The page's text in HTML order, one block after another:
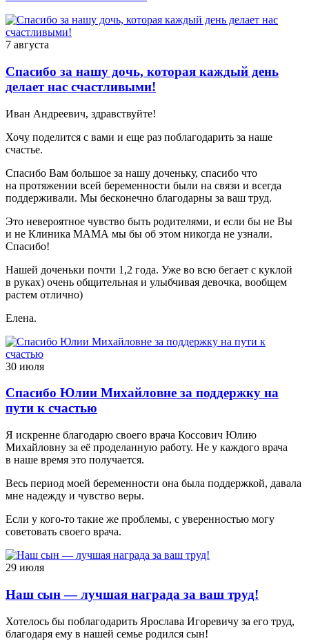
7 августа
Спасибо за нашу дочь, которая каждый день
делает нас счастливыми!
Иван Андреевич, здравствуйте!
Хочу поделится с вами и еще раз поблагодарить за наше
счастье.
Спасибо Вам большое за нашу доченьку, спасибо что
на протяжении всей беременности были на связи и всегда
поддерживали. Мы бесконечно благодарны за ваш труд.
Это невероятное чувство быть родителями, и если бы не Вы
и не Клиника МАМА мы бы об этом никогда не узнали.
Спасибо!
Нашей доченьки почти 1,2 года. Уже во всю бегает с куклой
в руках) очень общительная и улыбчивая девочка, вообщем
растем отлично)
Елена.
30 июля
Спасибо Юлии Михайловне за поддержку на
пути к счастью
Я искренне благодарю своего врача Коссович Юлию
Михайловну за её проделанную работу. Не у каждого врача
в наше время это получается.
Весь период моей беременности она была поддержкой, давала
мне надежду и чувство веры.
Если у кого-то такие же проблемы, с уверенностью могу
советовать своего врача.
29 июля
Наш сын — лучшая награда за ваш труд!
Хотелось бы поблагодарить Ярослава Игоревичу за его труд,
благодаря ему в нашей семье родился сын!